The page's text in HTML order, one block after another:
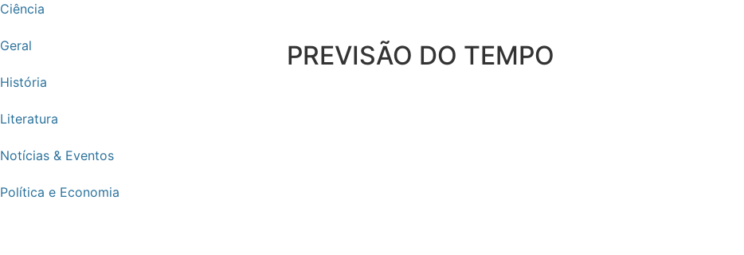
Ciência
Geral
História
Literatura
Notícias & Eventos
Política e Economia
PREVISÃO DO TEMPO